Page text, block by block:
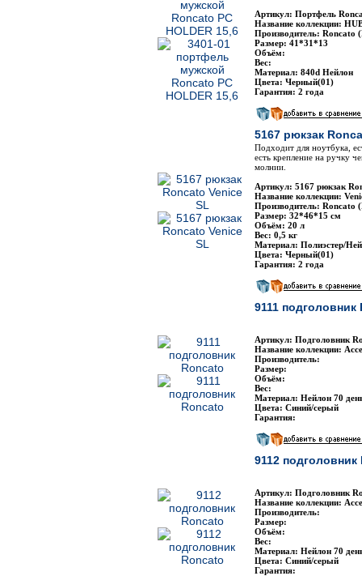
Артикул: Портфель
Название коллекции:
Производитель: Roncato
Размер: 41*31*13
Объём:
Вес:
Материал: 840d Нейлон
Цвета: Черный(01)
Гарантия: 2 года
5167 рюкзак
Подходит для ноутбука,
есть крепление на ручку
молнии.
Артикул: 5167 рюкзак
Название коллекции:
Производитель: Roncato
Размер: 32*46*15 см
Объём: 20 л
Вес: 0,5 кг
Материал: Полиэстер/
Цвета: Черный(01)
Гарантия: 2 года
9111 подголовник
Артикул: Подголовник
Название коллекции:
Производитель:
Размер:
Объём:
Вес:
Материал: Нейлон 70
Цвета: Синий/серый
Гарантия:
9112 подголовник
Артикул: Подголовник
Название коллекции:
Производитель:
Размер:
Объём:
Вес:
Материал: Нейлон 70
Цвета: Синий/серый
Гарантия: